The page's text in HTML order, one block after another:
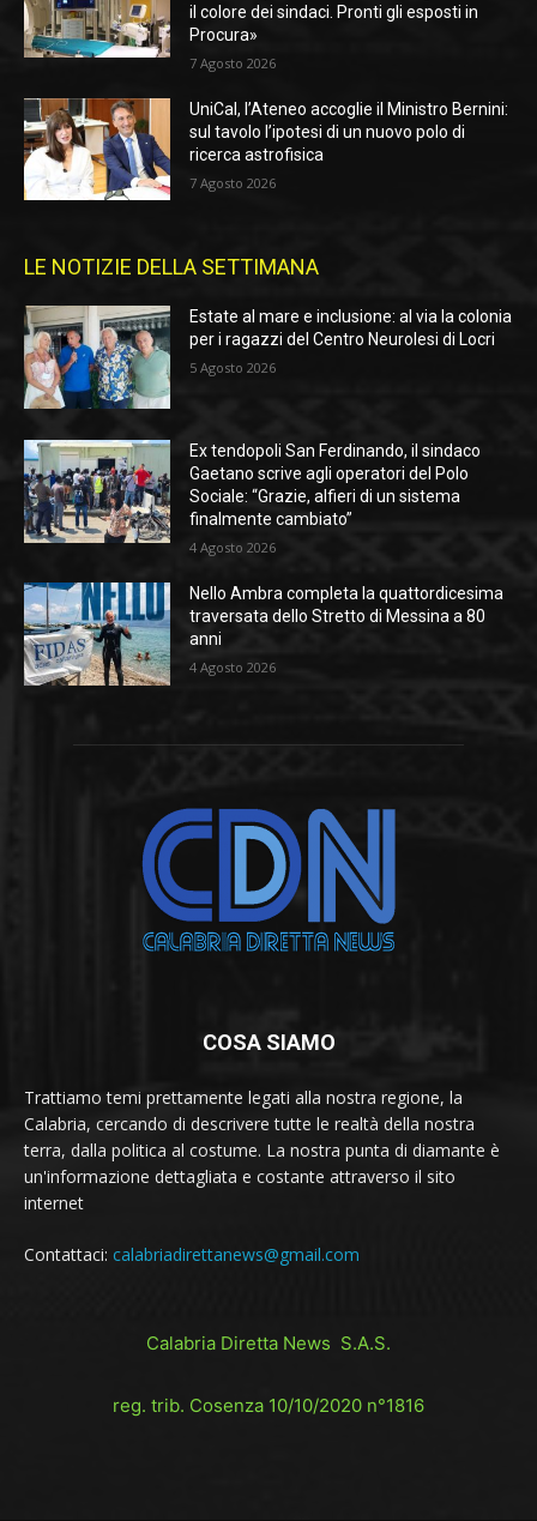
il colore dei sindaci. Pronti gli esposti in
Procura»
7 Agosto 2026
UniCal, l’Ateneo accoglie il Ministro Bernini:
sul tavolo l’ipotesi di un nuovo polo di
ricerca astrofisica
7 Agosto 2026
LE NOTIZIE DELLA SETTIMANA
Estate al mare e inclusione: al via la colonia
per i ragazzi del Centro Neurolesi di Locri
5 Agosto 2026
Ex tendopoli San Ferdinando, il sindaco
Gaetano scrive agli operatori del Polo
Sociale: “Grazie, alfieri di un sistema
finalmente cambiato”
4 Agosto 2026
Nello Ambra completa la quattordicesima
traversata dello Stretto di Messina a 80
anni
4 Agosto 2026
COSA SIAMO
Trattiamo temi prettamente legati alla nostra regione, la
Calabria, cercando di descrivere tutte le realtà della nostra
terra, dalla politica al costume. La nostra punta di diamante è
un'informazione dettagliata e costante attraverso il sito
internet
Contattaci: calabriadirettanews@gmail.com
Calabria Diretta News S.A.S.
reg. trib. Cosenza 10/10/2020 n°1816